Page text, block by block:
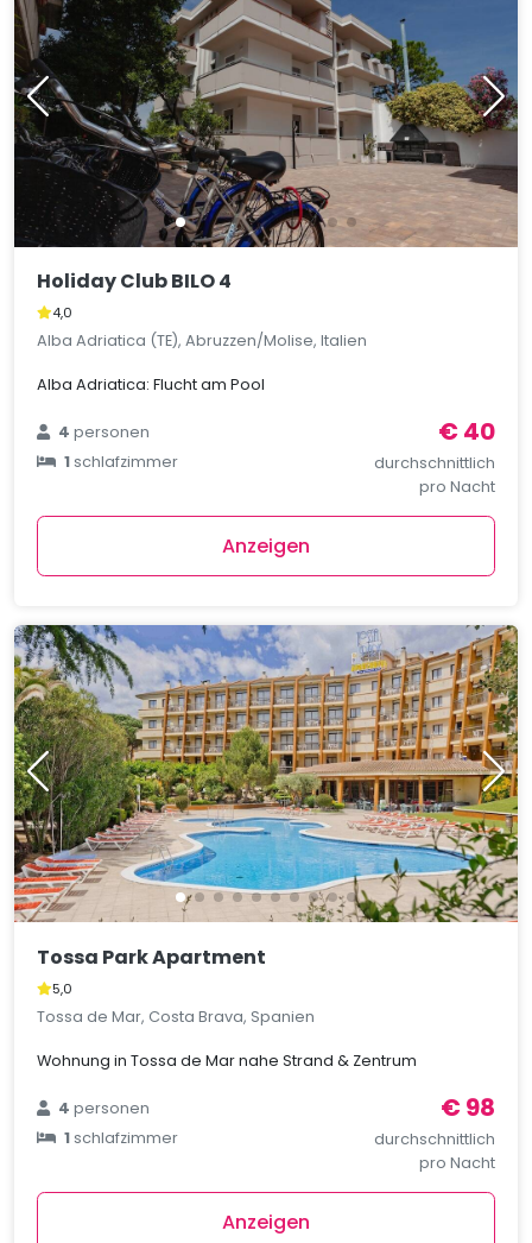
Holiday Club BILO 4
4,0
Alba Adriatica (TE), Abruzzen/Molise, Italien
Alba Adriatica: Flucht am Pool
4personen
1schlafzimmer
€ 40
durchschnittlich
pro Nacht
Anzeigen
Tossa Park Apartment
5,0
Tossa de Mar, Costa Brava, Spanien
Wohnung in Tossa de Mar nahe Strand & Zentrum
4personen
1schlafzimmer
€ 98
durchschnittlich
pro Nacht
Anzeigen